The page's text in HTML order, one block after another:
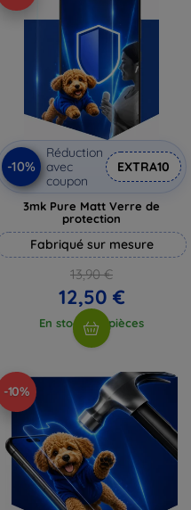
-10%
Réduction
avec
coupon
EXTRA10
3mk Pure Matt Verre de
protection
Fabriqué sur mesure
13,90 €
12,50 €
En stock > 5 pièces
-10%